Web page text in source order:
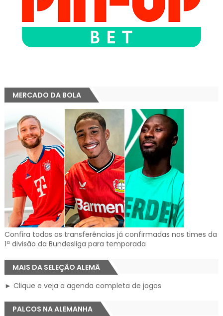
MERCADO DA BOLA
Confira todas as transferências já confirmadas nos times da
1ª divisão da Bundesliga para temporada
MAIS DA SELEÇÃO ALEMÃ
► Clique e veja a agenda completa de jogos
PALCOS NA ALEMANHA